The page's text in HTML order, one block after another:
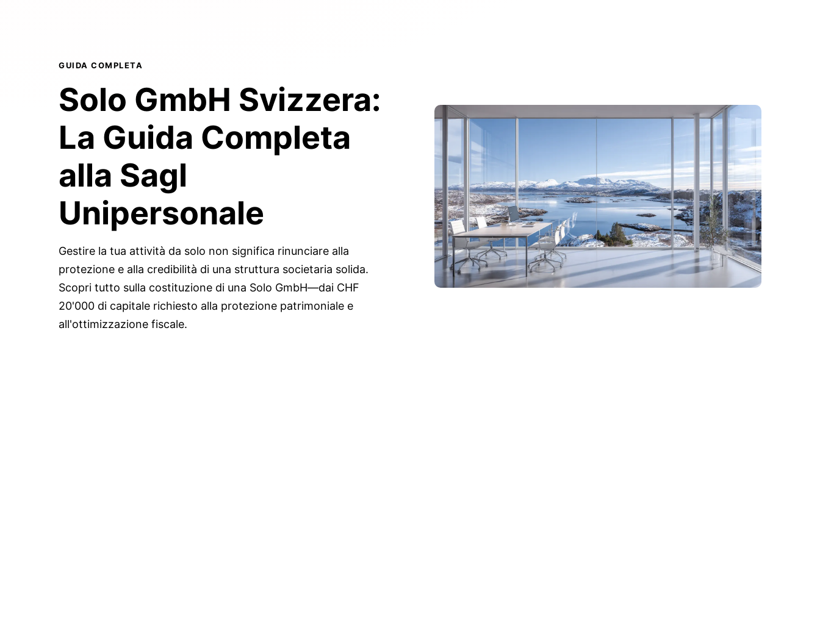
GUIDA COMPLETA
Solo GmbH Svizzera:
La Guida Completa
alla Sagl
Unipersonale
Gestire la tua attività da solo non significa rinunciare alla
protezione e alla credibilità di una struttura societaria solida.
Scopri tutto sulla costituzione di una Solo GmbH—dai CHF
20'000 di capitale richiesto alla protezione patrimoniale e
all'ottimizzazione fiscale.